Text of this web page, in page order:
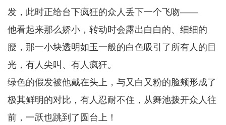
发，此时正给台下疯狂的众人丢下一个飞吻——
他看起来那么娇小，转动时会露出白白的、细细的
腰，那一小块透明如玉一般的白色吸引了所有人的目
光，有人尖叫、有人疯狂。
绿色的假发被他戴在头上，与又白又粉的脸颊形成了
极其鲜明的对比，有人忍耐不住，从舞池拨开众人往
前，一跃也跳到了圆台上！